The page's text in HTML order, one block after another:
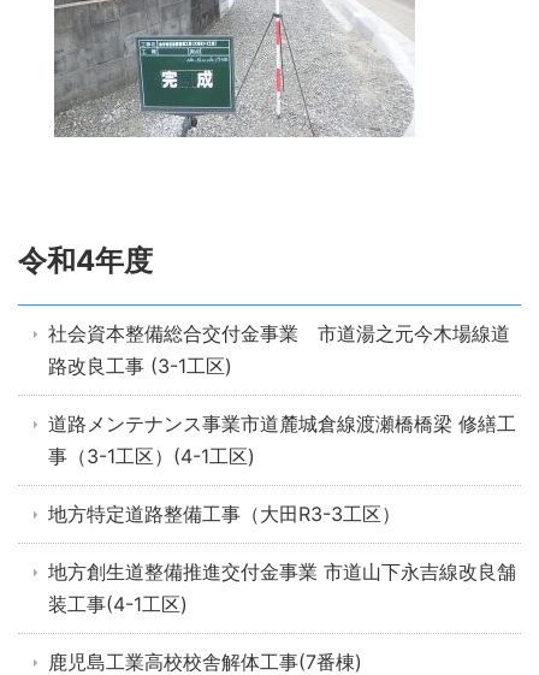
令和4年度
社会資本整備総合交付金事業 市道湯之元今木場線道
路改良工事 (3-1工区)
道路メンテナンス事業市道麓城倉線渡瀬橋橋梁 修繕工
事（3-1工区）(4-1工区)
地方特定道路整備工事（大田R3-3工区）
地方創生道整備推進交付金事業 市道山下永吉線改良舗
装工事(4-1工区)
鹿児島工業高校校舎解体工事(7番棟)